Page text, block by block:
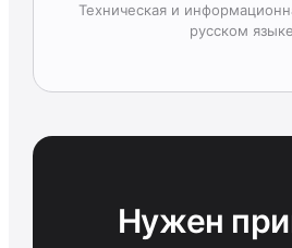
Техническая и
русском
Нужен